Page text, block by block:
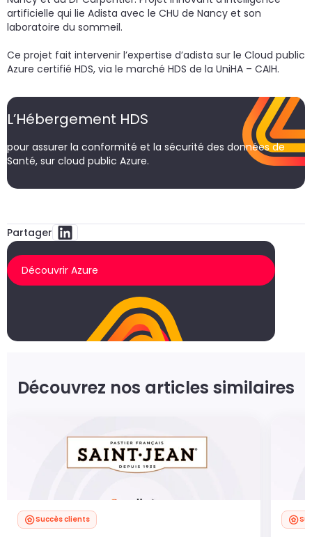
artificielle qui lie Adista avec le CHU de Nancy et son
laboratoire du sommeil.
Ce projet fait intervenir l’expertise d’adista sur le Cloud public
Azure certifié HDS, via le marché HDS de la UniHA – CAIH.
L’Hébergement HDS
pour assurer la conformité et la sécurité des données de
Santé, sur cloud public Azure.
Partager
Découvrir Azure
Découvrez nos articles similaires
Succès clients